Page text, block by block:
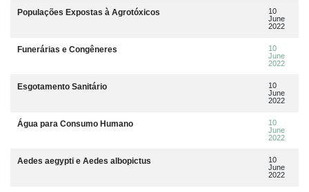
Populações Expostas à Agrotóxicos
10
June
2022
Funerárias e Congêneres
10
June
2022
Esgotamento Sanitário
10
June
2022
Água para Consumo Humano
10
June
2022
Aedes aegypti e Aedes albopictus
10
June
2022